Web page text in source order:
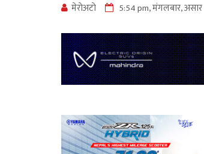
मेराेअटाे 5:54 pm, मंगलबार, असार